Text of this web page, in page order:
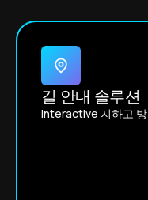
길 안내 솔루션
Interactive 지하고